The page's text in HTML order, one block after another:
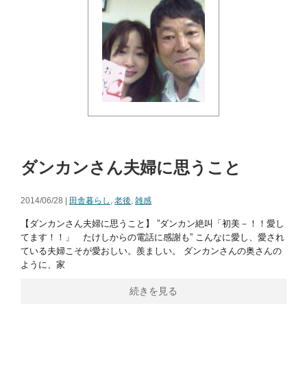
ダンカンさん夫婦に思うこと
2014/06/28 | 田舎暮らし , 老後, 雑感
【ダンカンさん夫婦に思うこと】 ”ダンカン絶叫「初美－！！愛し
てます！！」 たけしからの電話に感謝も” こんなに愛し、愛され
ている夫婦こそが愛おしい。羨ましい。 ダンカンさんの奥さんの
ように、家
続きを見る